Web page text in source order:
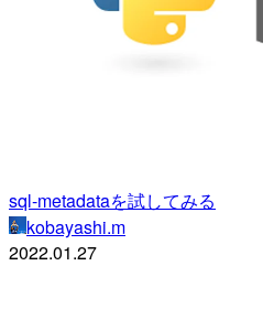
sql-metadataを試してみる
kobayashi.m
2022.01.27